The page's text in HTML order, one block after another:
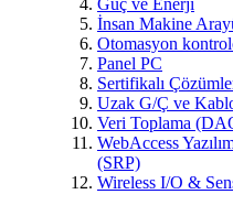
Güç ve Enerji
İnsan Makine
Otomasyon
Panel PC
Sertifikalı
Uzak G/Ç ve
Veri Toplama
WebAccess
(SRP)
Wireless I/O &